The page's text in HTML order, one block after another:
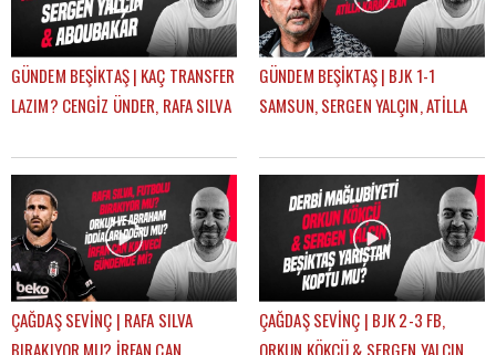
GÜNDEM BEŞİKTAŞ | KAÇ TRANSFER
LAZIM? CENGİZ ÜNDER, RAFA SILVA
SEVİNÇ
GÜNDEM BEŞİKTAŞ | BJK 1-1
SAMSUN, SERGEN YALÇIN, ATİLLA
ÇAĞDAŞ SEVİNÇ
ÇAĞDAŞ SEVİNÇ | RAFA SILVA
BIRAKIYOR MU? İRFAN CAN
ÇAĞDAŞ SEVİNÇ | BJK 2-3 FB,
ORKUN KÖKÇÜ & SERGEN YALÇIN,